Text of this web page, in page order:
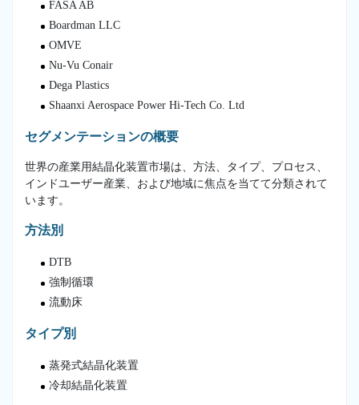
FASA AB
Boardman LLC
OMVE
Nu-Vu Conair
Dega Plastics
Shaanxi Aerospace Power Hi-Tech Co. Ltd
セグメンテーションの概要
世界の産業用結晶化装置市場は、方法、タイプ、プロセス、
インドユーザー産業、および地域に焦点を当てて分類されて
います。
方法別
DTB
強制循環
流動床
タイプ別
蒸発式結晶化装置
冷却結晶化装置